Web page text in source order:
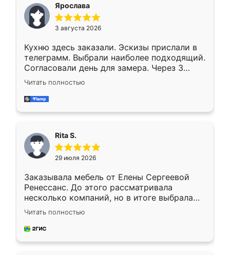
Ярослава
3 августа 2026
Кухню здесь заказали. Эскизы прислали в
телеграмм. Выбрали наиболее подходящий.
Согласовали день для замера. Через 3
недели кухня была уже готова. Остались
довольны работой. Спасибо Ренессанс
мебель за качественную работу!
Читать полностью
Rita S.
29 июля 2026
Заказывала мебель от Елены Сергеевой
Ренессанс. До этого рассматривала
несколько компаний, но в итоге выбрала
эту. Сначала обговорили условия, потом
приехал замерщик, всё спокойно объяснил
и снял размеры. Изготовили в срок, с
Читать полностью